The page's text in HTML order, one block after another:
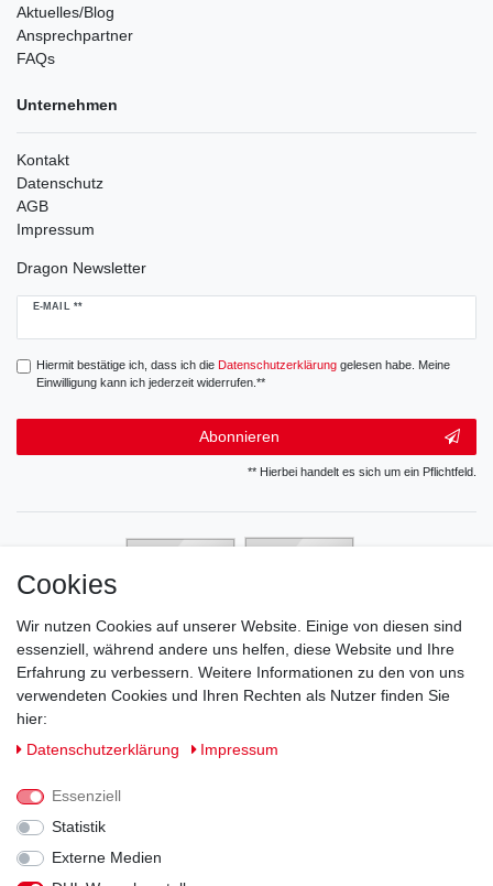
Aktuelles/Blog
Ansprechpartner
FAQs
Unternehmen
Kontakt
Datenschutz
AGB
Impressum
Dragon Newsletter
E-MAIL **
Newsletter
Hiermit bestätige ich, dass ich die Daten­schutz­erklärunggelesen habe. Meine
Einwilligung kann ich jederzeit widerrufen.**
Abonnieren
** Hierbei handelt es sich um ein Pflichtfeld.
Cookies
Wir nutzen Cookies auf unserer Website. Einige von diesen sind
essenziell, während andere uns helfen, diese Website und Ihre
Erfahrung zu verbessern. Weitere Informationen zu den von uns
verwendeten Cookies und Ihren Rechten als Nutzer finden Sie
hier:
Daten­schutz­erklärung
Impressum
Essenziell
Statistik
Externe Medien